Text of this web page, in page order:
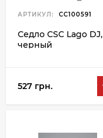
АРТИКУЛ: CC100591
Седло CSC Lago DJ,
черный
527 грн.